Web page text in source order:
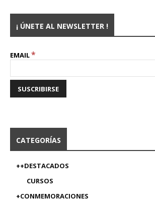
¡ ÚNETE AL NEWSLETTER !
EMAIL*
CATEGORÍAS
++DESTACADOS
CURSOS
+CONMEMORACIONES